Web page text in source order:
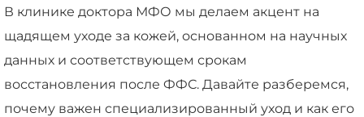
В клинике доктора МФО мы делаем акцент на
щадящем уходе за кожей, основанном на научных
данных и соответствующем срокам
восстановления после ФФС. Давайте разберемся,
почему важен специализированный уход и как его